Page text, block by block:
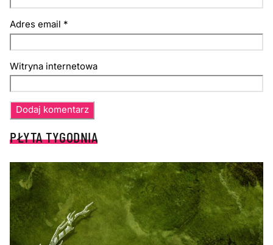
Adres email *
Witryna internetowa
PŁYTA TYGODNIA